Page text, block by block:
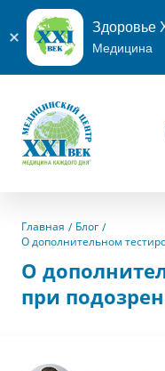
Здоровье
Медицина
Главная
Блог
О дополнительном
О
при